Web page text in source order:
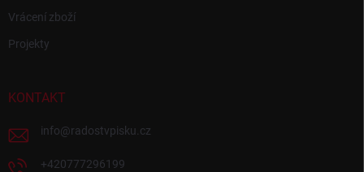
Vrácení zboží
Projekty
KONTAKT
info@radostvpisku.cz
+420777296199